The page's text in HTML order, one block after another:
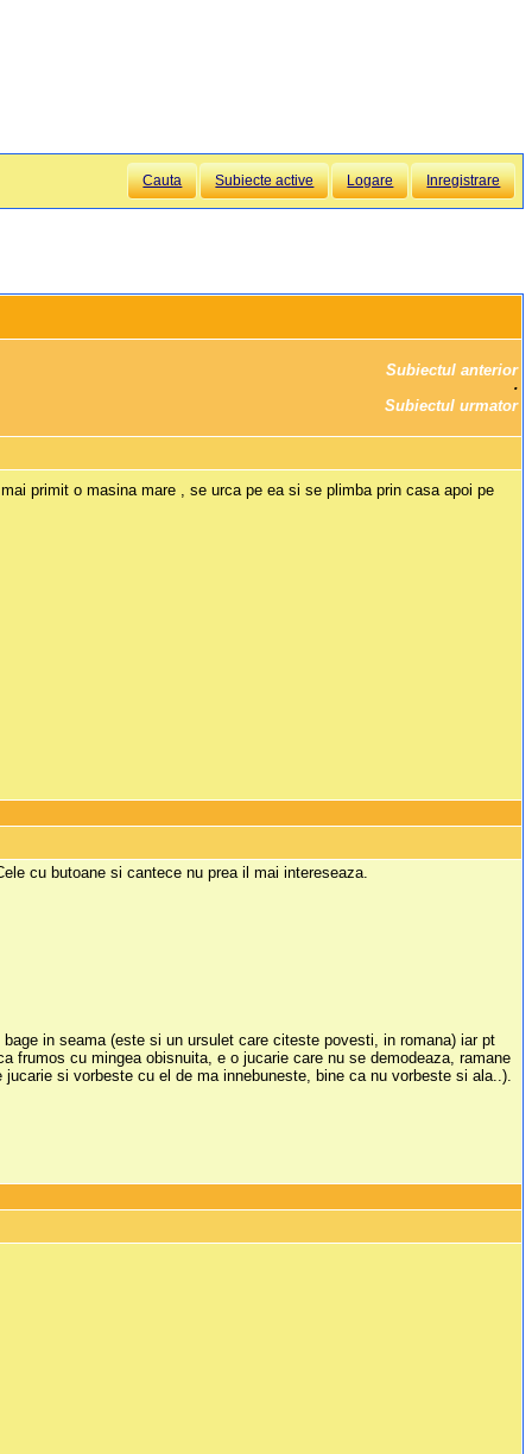
Cauta Subiecte active Logare Inregistrare
Subiectul anterior
Subiectul urmator
primit o masina mare , se urca pe ea si se plimba prin casa apoi pe
cu butoane si cantece nu prea il mai intereseaza.
in seama (este si un ursulet care citeste povesti, in romana) iar pt
cu mingea obisnuita, e o jucarie care nu se demodeaza, ramane
si vorbeste cu el de ma innebuneste, bine ca nu vorbeste si ala..).